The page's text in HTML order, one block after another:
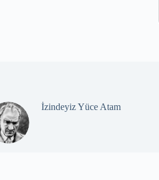
İzindeyiz Yüce Atam